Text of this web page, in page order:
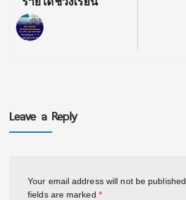
Leave a Reply
Your email address will not be published.
fields are marked *